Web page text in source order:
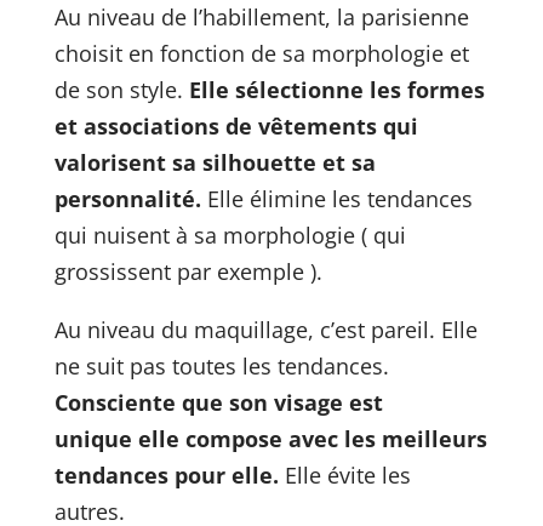
Au niveau de l’habillement, la parisienne
choisit en fonction de sa morphologie et
de son style. Elle sélectionne les formes
et associations de vêtements qui
valorisent sa silhouette et sa
personnalité. Elle élimine les tendances
qui nuisent à sa morphologie ( qui
grossissent par exemple ).
Au niveau du maquillage, c’est pareil. Elle
ne suit pas toutes les tendances.
Consciente que son visage est
unique elle compose avec les meilleurs
tendances pour elle. Elle évite les
autres.